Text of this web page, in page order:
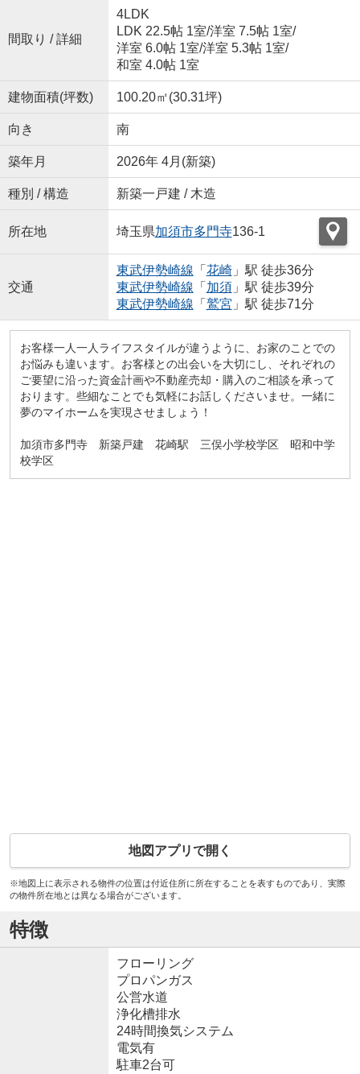
間取り / 詳細
4LDK
LDK 22.5帖 1室/洋室 7.5帖 1室/
洋室 6.0帖 1室/洋室 5.3帖 1室/
和室 4.0帖 1室
建物面積(坪数) 100.20㎡(30.31坪)
向き 南
築年月 2026年 4月(新築)
種別 / 構造 新築一戸建 / 木造
所在地 埼玉県加須市多門寺136-1
交通
東武伊勢崎線 「 花崎」駅 徒歩36分
東武伊勢崎線 「 加須」駅 徒歩39分
東武伊勢崎線 「 鷲宮 」駅 徒歩71分
お客様一人一人ライフスタイルが違うように、お家のことでの
お悩みも違います。お客様との出会いを大切にし、それぞれの
ご要望に沿った資金計画や不動産売却・購入のご相談を承って
おります。些細なことでも気軽にお話しくださいませ。一緒に
夢のマイホームを実現させましょう！
加須市多門寺 新築戸建 花崎駅 三俣小学校学区 昭和中学
校学区
地図アプリで開く
※地図上に表示される物件の位置は付近住所に所在することを表すものであり、実際
の物件所在地とは異なる場合がございます。
特徴
フローリング
プロパンガス
公営水道
浄化槽排水
24時間換気システム
電気有
駐車2台可